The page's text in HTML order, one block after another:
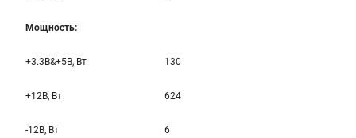
Мощность:
+3.3B&+5B, Вт 130
+12B, Вт 624
-12B, Вт 6